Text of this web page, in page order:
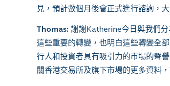
見，預計數個月後會正式進行諮詢，
Thomas: 謝謝Katherine今日與我們
這些重要的轉變，也明白這些轉變全
行人和投資者具有吸引力的市場的聲
關香港交易所及旗下市場的更多資料